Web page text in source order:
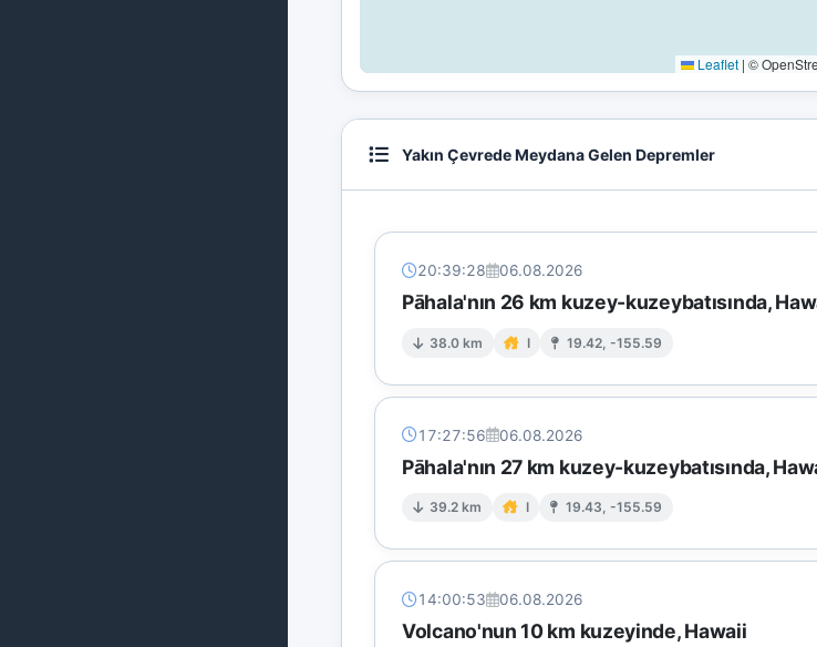
Leaflet | ©
Yakın Çevrede Meydana Gelen Depremler
20:39:28 06.08.2026
Pāhala'nın 26 km kuzey-kuzeybatısında,
38.0 km I 19.42, -155.59
17:27:56 06.08.2026
Pāhala'nın 27 km kuzey-kuzeybatısında,
39.2 km I 19.43, -155.59
14:00:53 06.08.2026
Volcano'nun 10 km kuzeyinde, Hawaii